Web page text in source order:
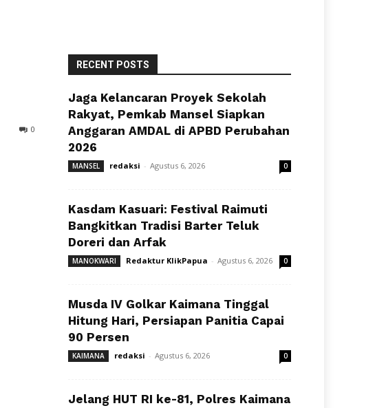
0
RECENT POSTS
Jaga Kelancaran Proyek Sekolah
Rakyat, Pemkab Mansel Siapkan
Anggaran AMDAL di APBD Perubahan
2026
MANSEL redaksi - Agustus 6, 2026 0
Kasdam Kasuari: Festival Raimuti
Bangkitkan Tradisi Barter Teluk
Doreri dan Arfak
MANOKWARI Redaktur KlikPapua - Agustus 6, 2026 0
Musda IV Golkar Kaimana Tinggal
Hitung Hari, Persiapan Panitia Capai
90 Persen
KAIMANA redaksi - Agustus 6, 2026 0
Jelang HUT RI ke-81, Polres Kaimana